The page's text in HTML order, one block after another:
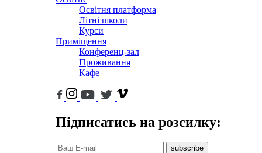
Освітня платформа
Літні школи
Курси
Приміщення
Конференц-зал
Проживання
Кафе
Підписатись на розсилку:
subscribe